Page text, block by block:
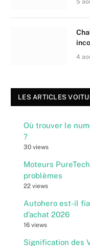
5
4
LES ARTICLES
Où trouver le
?
30 views
Moteurs
problèmes
22 views
Autohero est-il
d’achat 2026
16 views
Signification des